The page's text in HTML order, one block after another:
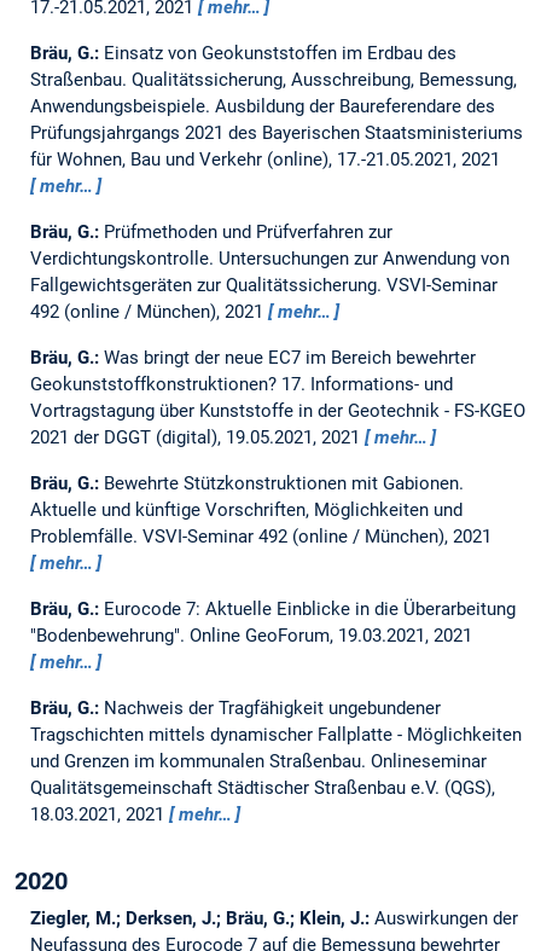
17.-21.05.2021, 2021
mehr…
Bräu, G.: Einsatz von Geokunststoffen im Erdbau des
Straßenbau. Qualitätssicherung, Ausschreibung, Bemessung,
Anwendungsbeispiele. Ausbildung der Baureferendare des
Prüfungsjahrgangs 2021 des Bayerischen Staatsministeriums
für Wohnen, Bau und Verkehr (online), 17.-21.05.2021, 2021
mehr…
Bräu, G.: Prüfmethoden und Prüfverfahren zur
Verdichtungskontrolle. Untersuchungen zur Anwendung von
Fallgewichtsgeräten zur Qualitätssicherung. VSVI-Seminar
492 (online / München), 2021
mehr…
Bräu, G.: Was bringt der neue EC7 im Bereich bewehrter
Geokunststoffkonstruktionen? 17. Informations- und
Vortragstagung über Kunststoffe in der Geotechnik - FS-KGEO
2021 der DGGT (digital), 19.05.2021, 2021
mehr…
Bräu, G.: Bewehrte Stützkonstruktionen mit Gabionen.
Aktuelle und künftige Vorschriften, Möglichkeiten und
Problemfälle. VSVI-Seminar 492 (online / München), 2021
mehr…
Bräu, G.: Eurocode 7: Aktuelle Einblicke in die Überarbeitung
"Bodenbewehrung". Online GeoForum, 19.03.2021, 2021
mehr…
Bräu, G.: Nachweis der Tragfähigkeit ungebundener
Tragschichten mittels dynamischer Fallplatte - Möglichkeiten
und Grenzen im kommunalen Straßenbau. Onlineseminar
Qualitätsgemeinschaft Städtischer Straßenbau e.V. (QGS),
18.03.2021, 2021
mehr…
2020
Ziegler, M.; Derksen, J.; Bräu, G.; Klein, J.: Auswirkungen der
Neufassung des Eurocode 7 auf die Bemessung bewehrter